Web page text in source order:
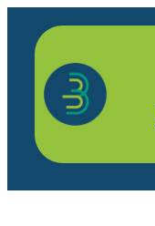
contenu